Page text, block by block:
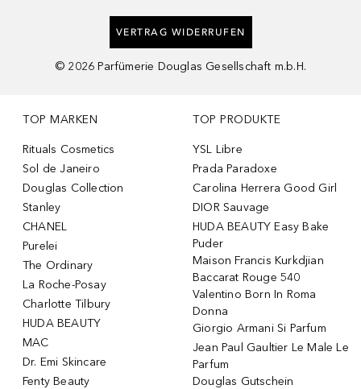
VERTRAG WIDERRUFEN
© 2026 Parfümerie Douglas Gesellschaft m.b.H.
TOP MARKEN
Rituals Cosmetics
Sol de Janeiro
Douglas Collection
Stanley
CHANEL
Purelei
The Ordinary
La Roche-Posay
Charlotte Tilbury
HUDA BEAUTY
MAC
Dr. Emi Skincare
Fenty Beauty
TOP PRODUKTE
YSL Libre
Prada Paradoxe
Carolina Herrera Good Girl
DIOR Sauvage
HUDA BEAUTY Easy Bake
Puder
Maison Francis Kurkdjian
Baccarat Rouge 540
Valentino Born In Roma
Donna
Giorgio Armani Si Parfum
Jean Paul Gaultier Le Male Le
Parfum
Douglas Gutschein